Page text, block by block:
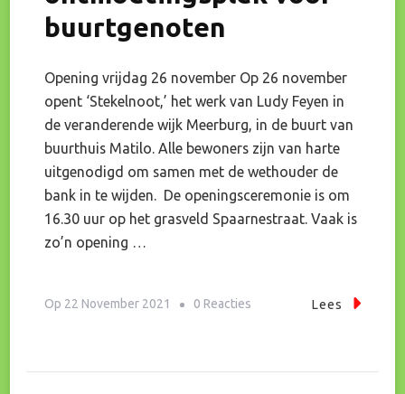
buurtgenoten
Opening vrijdag 26 november Op 26 november
opent ‘Stekelnoot,’ het werk van Ludy Feyen in
de veranderende wijk Meerburg, in de buurt van
buurthuis Matilo. Alle bewoners zijn van harte
uitgenodigd om samen met de wethouder de
bank in te wijden. De openingsceremonie is om
16.30 uur op het grasveld Spaarnestraat. Vaak is
zo’n opening …
Op 22 November 2021 0 Reacties Lees